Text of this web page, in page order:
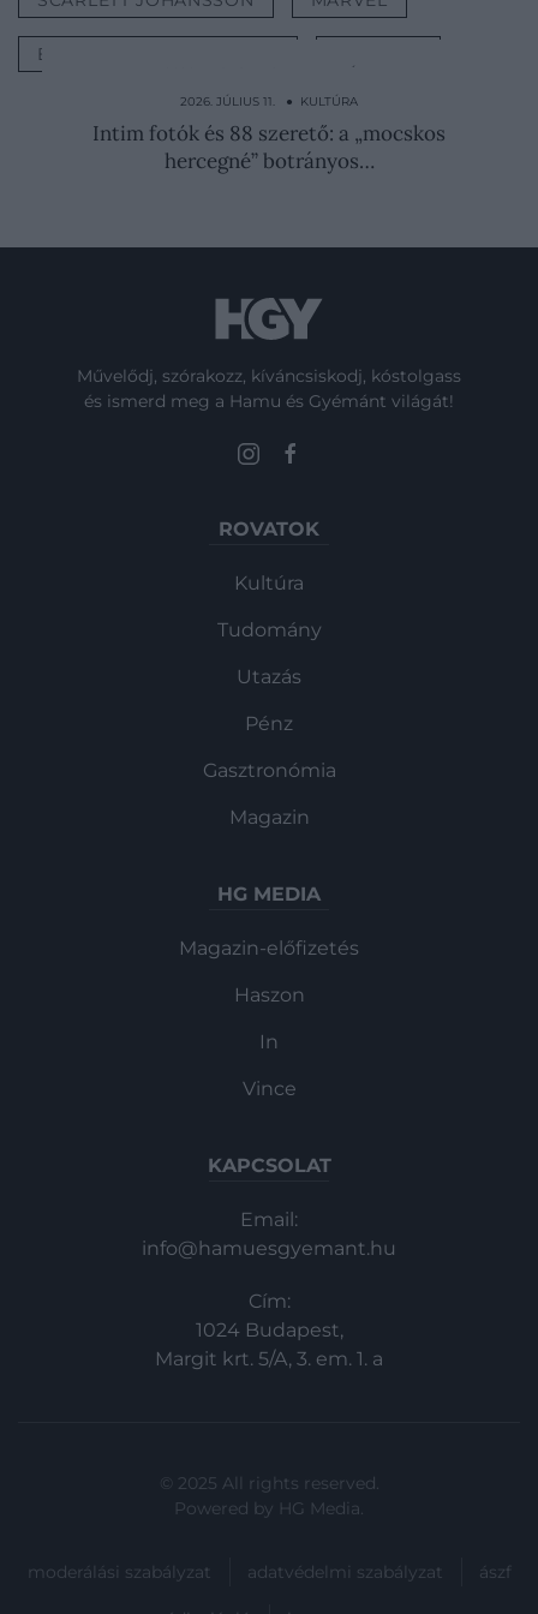
BOSSZÚÁLLÓK VÉGJÁTÉK
2026. AUGUSZTUS 4. ● KULTÚRA
Így boldogultak a középkor pszichopatái
2026. JÚLIUS 11. ● KULTÚRA
Intim fotók és 88 szerető: a „mocskos
hercegné” botrányos…
Művelődj, szórakozz, kíváncsiskodj, kóstolgass
és ismerd meg a Hamu és Gyémánt világát!
ROVATOK
Kultúra
Tudomány
Utazás
Pénz
Gasztronómia
Magazin
HG MEDIA
Magazin-előfizetés
Haszon
In
Vince
KAPCSOLAT
Email:
info@hamuesgyemant.hu
Cím:
1024 Budapest,
Margit krt. 5/A, 3. em. 1. a
© 2025 All rights reserved.
Powered by HG Media.
moderálási szabályzat adatvédelmi szabályzat ászf